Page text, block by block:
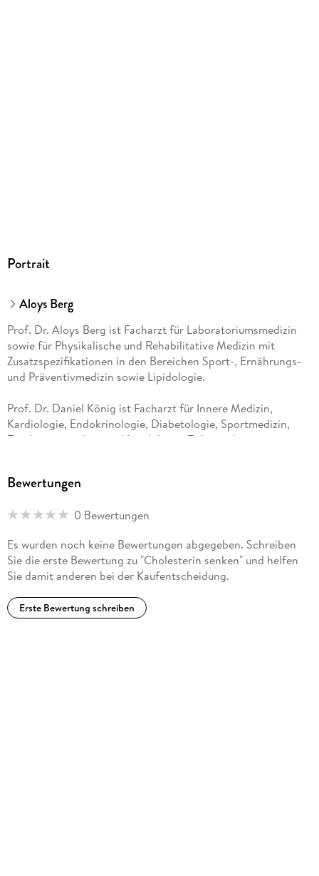
Portrait
Aloys Berg
Prof. Dr. Aloys Berg ist Facharzt für Laboratoriumsmedizin
sowie für Physikalische und Rehabilitative Medizin mit
Zusatzspezifikationen in den Bereichen Sport-, Ernährungs-
und Präventivmedizin sowie Lipidologie.
Prof. Dr. Daniel König ist Facharzt für Innere Medizin,
Kardiologie, Endokrinologie, Diabetologie, Sportmedizin,
Ernährungsmedizin und Lipidologie. Er leitet den
zertifizierte »Ernährungsberaterin Deutsche Gesellschaft für
Bewertungen
0 Bewertungen
Es wurden noch keine Bewertungen abgegeben. Schreiben
Sie die erste Bewertung zu "Cholesterin senken" und helfen
Sie damit anderen bei der Kaufentscheidung.
Erste Bewertung schreiben